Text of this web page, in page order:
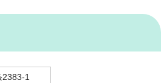
2383-1